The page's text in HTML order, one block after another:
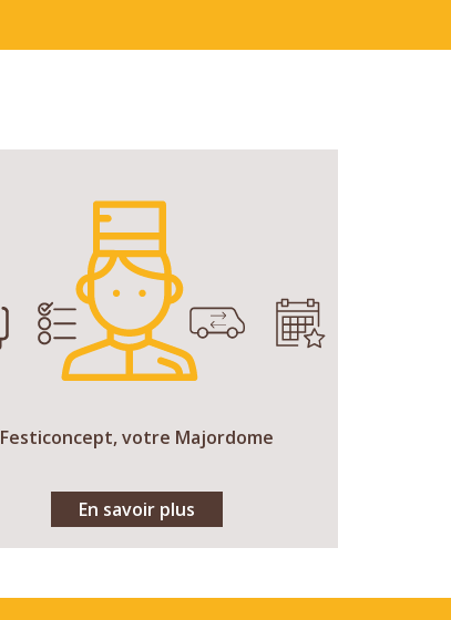
Festiconcept, votre Majordome
En savoir plus